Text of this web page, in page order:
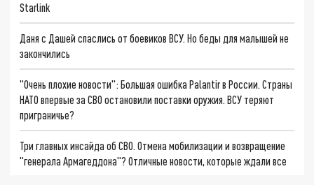
Starlink
Даня с Дашей спаслись от боевиков ВСУ. Но беды для малышей не
закончились
"Очень плохие новости": Большая ошибка Palantir в России. Страны
НАТО впервые за СВО остановили поставки оружия. ВСУ теряют
приграничье?
Три главных инсайда об СВО. Отмена мобилизации и возвращение
"генерала Армагеддона"? Отличные новости, которые ждали все